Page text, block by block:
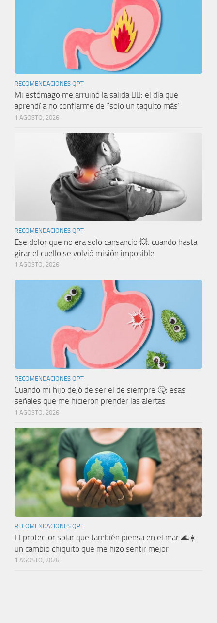
RECOMENDACIONES QPT
Mi estómago me arruinó la salida 🤦‍♀️: el día que
aprendí a no confiarme de “solo un taquito más”
1 AGOSTO, 2026
RECOMENDACIONES QPT
Ese dolor que no era solo cansancio 💥: cuando hasta
girar el cuello se volvió misión imposible
1 AGOSTO, 2026
RECOMENDACIONES QPT
Cuando mi hijo dejó de ser el de siempre 🤒: esas
señales que me hicieron prender las alertas
1 AGOSTO, 2026
RECOMENDACIONES QPT
El protector solar que también piensa en el mar 🌊☀️:
un cambio chiquito que me hizo sentir mejor
1 AGOSTO, 2026